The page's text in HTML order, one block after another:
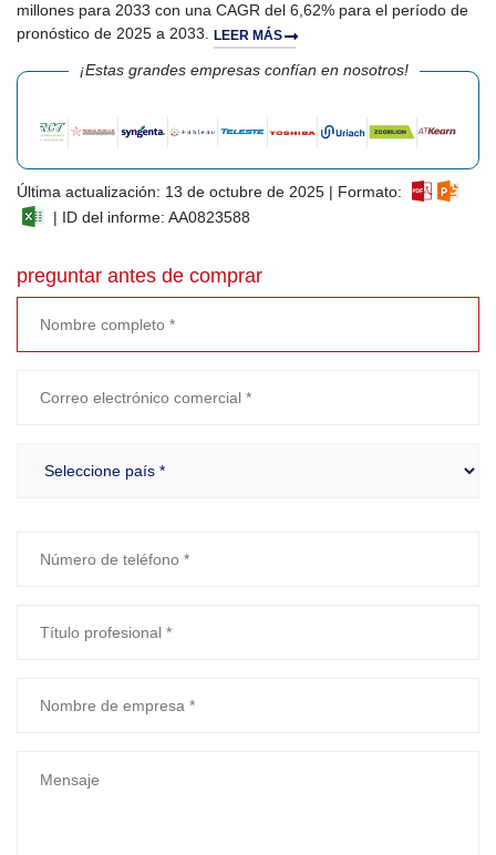
millones para 2033 con una CAGR del 6,62% para el período de
pronóstico de 2025 a 2033. LEER MÁS
¡Estas grandes empresas confían en nosotros!
Última actualización: 13 de octubre de 2025 | Formato:
| ID del informe: AA0823588
preguntar antes de comprar